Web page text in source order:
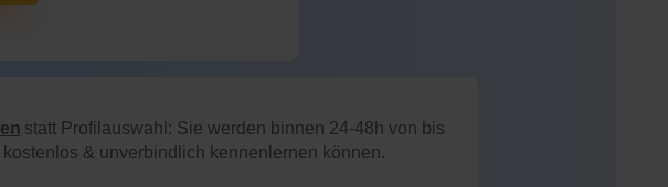
statt Profilauswahl: Sie werden binnen 24-48h von bis
& unverbindlich kennenlernen können.